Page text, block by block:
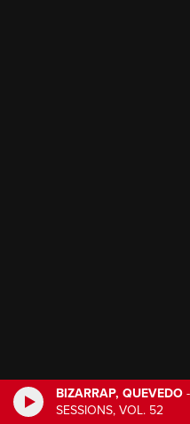
BIZARRAP, QUEVEDO -
SESSIONS, VOL. 52